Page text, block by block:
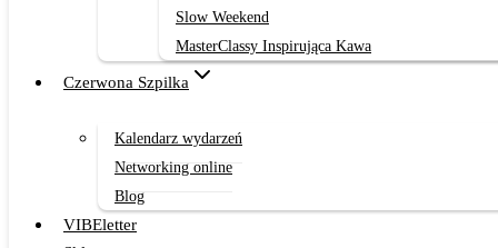
Slow Weekend
MasterClassy Inspirująca Kawa
Czerwona Szpilka
Kalendarz wydarzeń
Networking online
Blog
VIBEletter